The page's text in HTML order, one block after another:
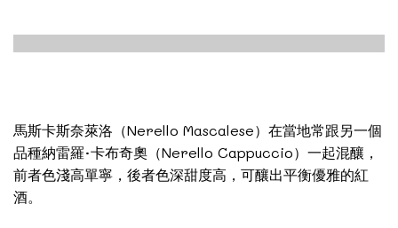
馬斯卡斯奈萊洛（Nerello Mascalese）在當地常跟另一個
品種納雷羅·卡布奇奧（Nerello Cappuccio）一起混釀，
前者色淺高單寧，後者色深甜度高，可釀出平衡優雅的紅
酒。